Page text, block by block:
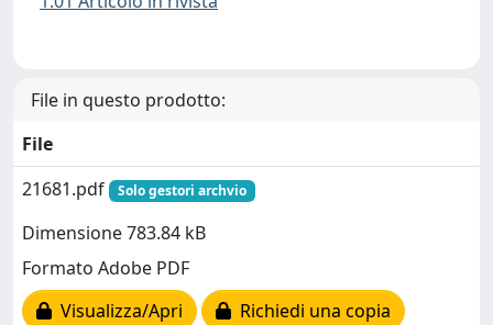
File in questo prodotto:
File
21681.pdf
Solo gestori archvio
Dimensione 783.84 kB
Formato Adobe PDF
Visualizza/Apri
Richiedi una copia